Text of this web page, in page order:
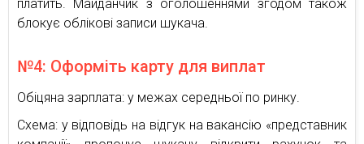
платить. Майданчик з оголошеннями згодом також
блокує облікові записи шукача.
№4: Оформіть карту для виплат
Обіцяна зарплата: у межах середньої по ринку.
Схема: у відповідь на відгук на вакансію «представник